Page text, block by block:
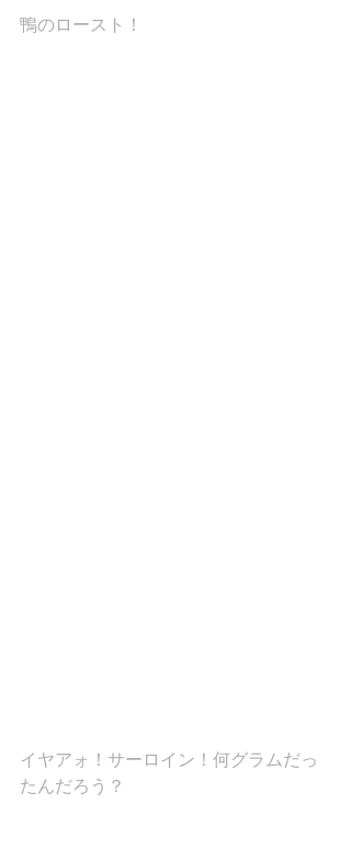
鴨のロースト！
イヤアォ！サーロイン！何グラムだっ
たんだろう？